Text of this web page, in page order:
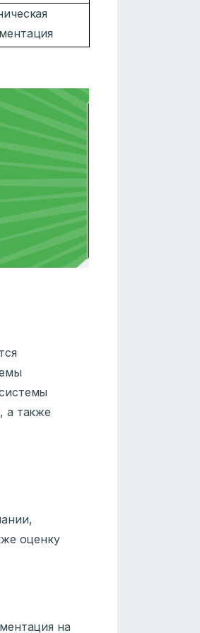
а также
оценку
на